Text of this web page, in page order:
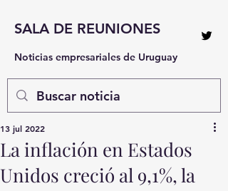
SALA DE REUNIONES
Noticias empresariales de Uruguay
La inflación en Estados
Unidos creció al 9,1%, la
13 jul 2022